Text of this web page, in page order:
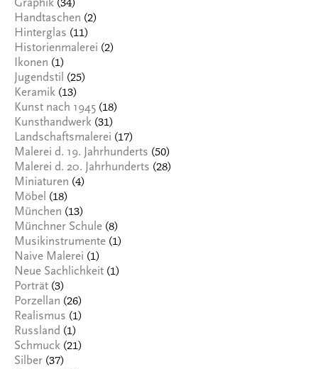
Graphik (34)
Handtaschen (2)
Hinterglas (11)
Historienmalerei (2)
Ikonen (1)
Jugendstil (25)
Keramik (13)
Kunst nach 1945 (18)
Kunsthandwerk (31)
Landschaftsmalerei (17)
Malerei d. 19. Jahrhunderts (50)
Malerei d. 20. Jahrhunderts (28)
Miniaturen (4)
Möbel (18)
München (13)
Münchner Schule (8)
Musikinstrumente (1)
Naive Malerei (1)
Neue Sachlichkeit (1)
Porträt (3)
Porzellan (26)
Realismus (1)
Russland (1)
Schmuck (21)
Silber (37)